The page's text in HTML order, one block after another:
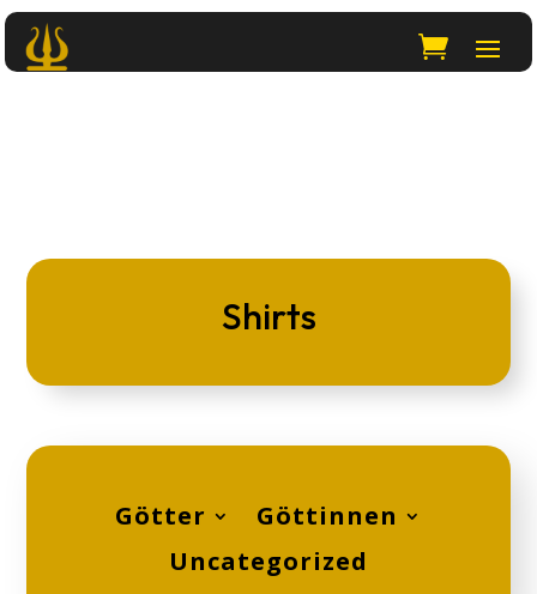
Shirts
Götter
Göttinnen
Uncategorized